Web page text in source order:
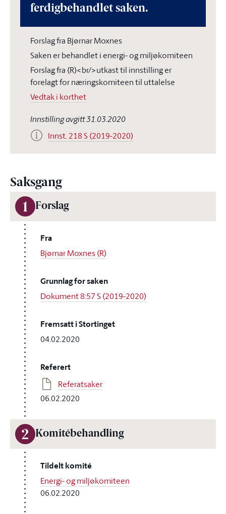
ferdigbehandlet saken.
Forslag fra Bjørnar Moxnes
Saken er behandlet i energi- og miljøkomiteen
Forslag fra (R)<br/>utkast til innstilling er
forelagt for næringskomiteen til uttalelse
Vedtak i korthet
Innstilling avgitt 31.03.2020
Innst. 218 S (2019-2020)
Saksgang
1 Forslag
Fra
Bjørnar Moxnes (R)
Grunnlag for saken
Dokument 8:57 S (2019-2020)
Fremsatt i Stortinget
04.02.2020
Referert
Referatsaker
06.02.2020
2 Komitébehandling
Tildelt komité
Energi- og miljøkomiteen
06.02.2020